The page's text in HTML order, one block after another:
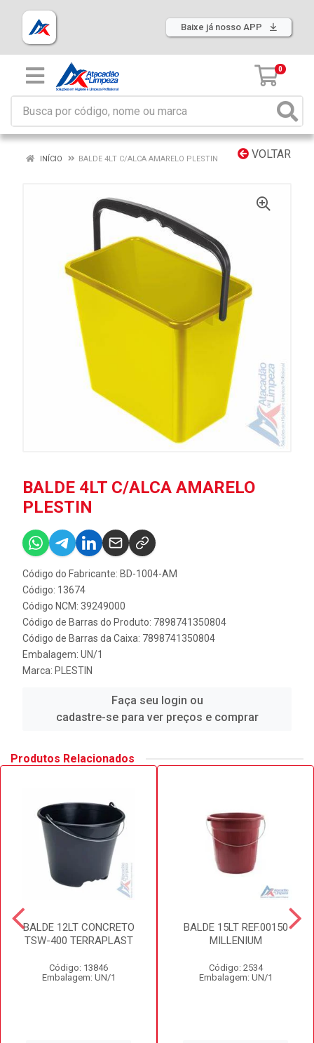
Baixe já nosso APP
0
VOLTAR
INÍCIO BALDE 4LT C/ALCA AMARELO PLESTIN
BALDE 4LT C/ALCA AMARELO
PLESTIN
Código do Fabricante: BD-1004-AM
Código: 13674
Código NCM: 39249000
Código de Barras do Produto: 7898741350804
Código de Barras da Caixa: 7898741350804
Embalagem: UN/1
Marca: PLESTIN
Faça seu login ou
cadastre-se para ver preços e comprar
Produtos Relacionados
BALDE 12LT CONCRETO
TSW-400 TERRAPLAST
Código: 13846
Embalagem: UN/1
BALDE 15LT REF.00150
MILLENIUM
Código: 2534
Embalagem: UN/1